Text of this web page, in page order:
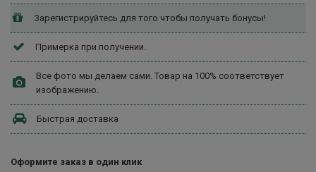
Зарегистрируйтесь для того чтобы получать бонусы!
Примерка при получении.
Все фото мы делаем сами. Товар на 100% соответствует
изображению.
Быстрая доставка
Оформите заказ в один клик